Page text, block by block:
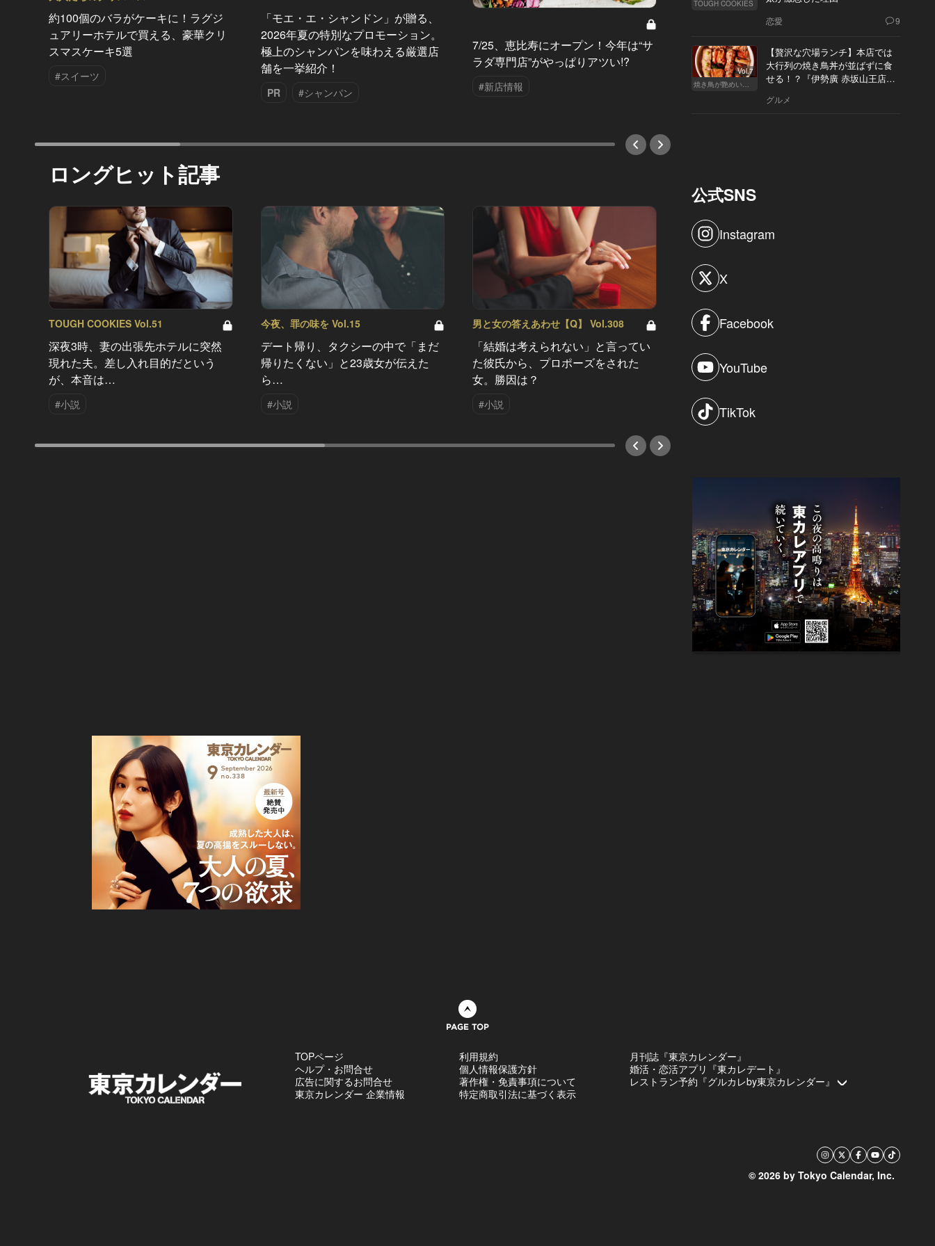
約100個のバラがケーキに！ラグジ
ュアリーホテルで買える、豪華クリ
スマスケーキ5選
#スイーツ
「モエ・エ・シャンドン」が贈る、
2026年夏の特別なプロモーション。
極上のシャンパンを味わえる厳選店
舗を一挙紹介！
PR #シャンパン
7/25、恵比寿にオープン！今年は“サ
ラダ専門店”がやっぱりアツい!?
#新店情報
“生きたタコ”をそのままは、体験自
なった韓国料理店
#韓国料理
ロングヒット記事
TOUGH COOKIES Vol.51
深夜3時、妻の出張先ホテルに突然
現れた夫。差し入れ目的だという
が、本音は…
#小説
今夜、罪の味を Vol.15
デート帰り、タクシーの中で「まだ
帰りたくない」と23歳女が伝えた
ら…
#小説
男と女の答えあわせ【Q】 Vol.308
「結婚は考えられない」と言ってい
た彼氏から、プロポーズをされた
女。勝因は？
#小説
男と女の答えあわせ【A】 Vol.308
際2年で突然プロポーズ。彼の心が
変わった“理由”とは
#小説
TOUGH COOKIES
恋愛 9
Vol.7
焼き鳥が艶めいてきた
【贅沢な穴場ランチ】本店では
大行列の焼き鳥丼が並ばずに食
せる！？『伊勢廣 赤坂山王店』
グルメ
公式SNS
Instagram
X
Facebook
YouTube
TikTok
TOPページ
ヘルプ・お問合せ
広告に関するお問合せ
東京カレンダー 企業情報
利用規約
個人情報保護方針
著作権・免責事項について
特定商取引法に基づく表示
月刊誌『東京カレンダー』
婚活・恋活アプリ『東カレデート』
レストラン予約『グルカレby東京カレンダー』
© 2026 by Tokyo Calendar, Inc.